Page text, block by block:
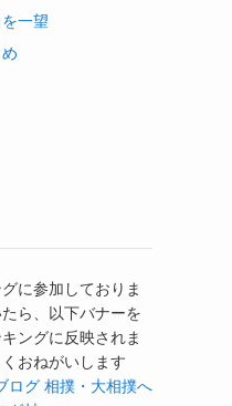
一望
に参加しておりま
ら、以下バナーを
ングに反映されま
おねがいします